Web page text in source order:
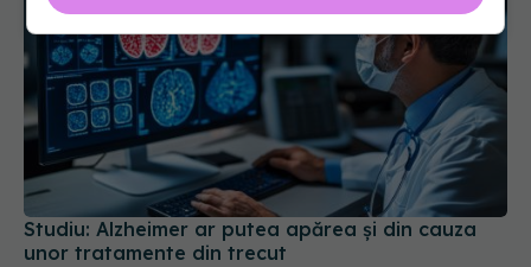
Studiu: Alzheimer ar putea apărea și din cauza
unor tratamente din trecut